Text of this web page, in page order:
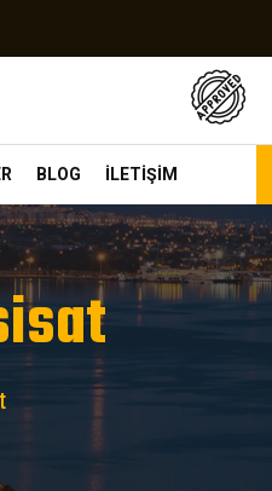
BLOG İLETİŞİM